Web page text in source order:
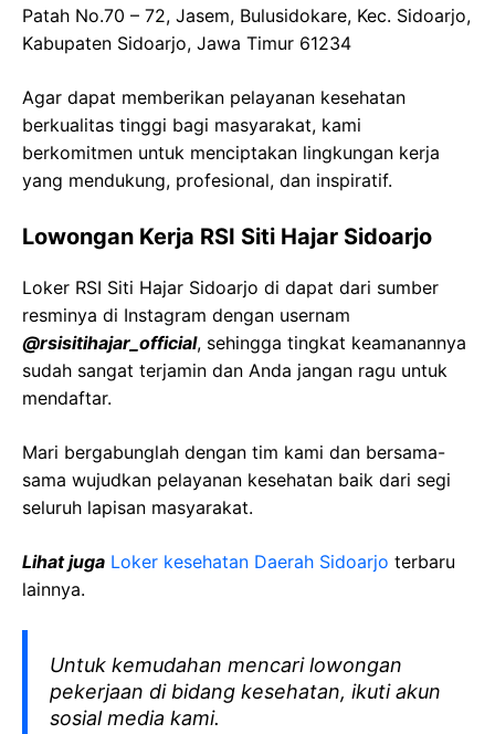
Patah No.70 – 72, Jasem, Bulusidokare, Kec. Sidoarjo,
Kabupaten Sidoarjo, Jawa Timur 61234
Agar dapat memberikan pelayanan kesehatan
berkualitas tinggi bagi masyarakat, kami
berkomitmen untuk menciptakan lingkungan kerja
yang mendukung, profesional, dan inspiratif.
Lowongan Kerja RSI Siti Hajar Sidoarjo
Loker RSI Siti Hajar Sidoarjo di dapat dari sumber
resminya di Instagram dengan usernam
@rsisitihajar_official, sehingga tingkat keamanannya
sudah sangat terjamin dan Anda jangan ragu untuk
mendaftar.
Mari bergabunglah dengan tim kami dan bersama-
sama wujudkan pelayanan kesehatan baik dari segi
seluruh lapisan masyarakat.
Lihat juga Loker kesehatan Daerah Sidoarjo terbaru
lainnya.
Untuk kemudahan mencari lowongan
pekerjaan di bidang kesehatan, ikuti akun
sosial media kami.